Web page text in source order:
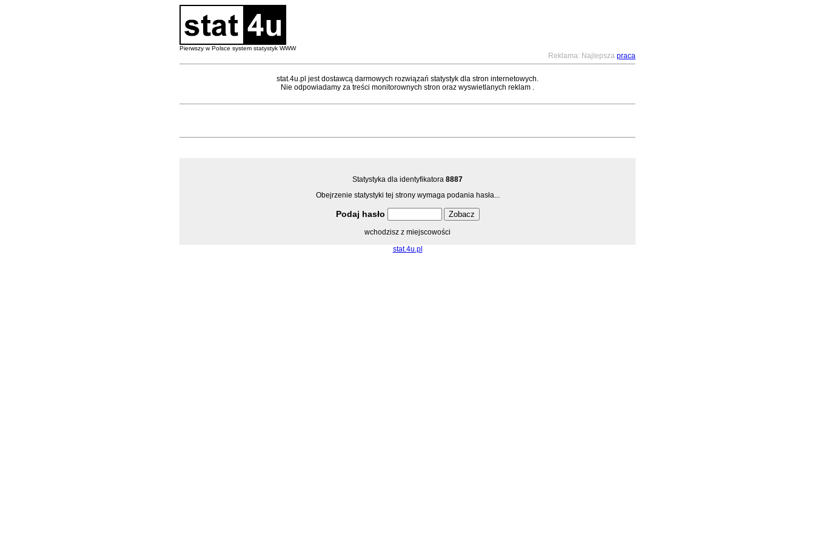
Pierwszy w Polsce system statystyk WWW
Reklama: Najlepsza praca
stat.4u.pl jest dostawcą darmowych rozwiązań statystyk dla stron internetowych.
Nie odpowiadamy za treści monitorownych stron oraz wyswietlanych reklam .
Statystyka dla identyfikatora 8887
Obejrzenie statystyki tej strony wymaga podania hasła...
Podaj hasło
wchodzisz z miejscowości
stat.4u.pl